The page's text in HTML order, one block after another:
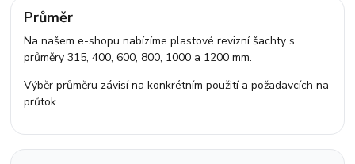
Průměr
Na našem e-shopu nabízíme plastové revizní šachty s
průměry 315, 400, 600, 800, 1000 a 1200 mm.
Výběr průměru závisí na konkrétním použití a požadavcích na
průtok.